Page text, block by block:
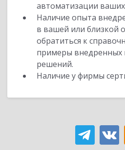
автоматизации ваших
Наличие опыта
в вашей или близкой
обратиться к
примеры внедренных
решений.
Наличие у фирмы